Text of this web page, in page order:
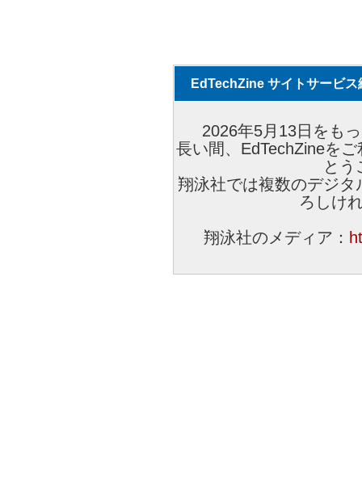
EdTechZine サイトサービス
2026年5月13日をも
長い間、EdTechZineを
とう
翔泳社では複数のデジ
ろしけ
翔泳社のメディア：